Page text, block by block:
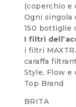
(coperchio e
Ogni singola
150 bottiglie
I filtri
i filtri
caraffa
Style, Flow e
Top Brand
BRITA